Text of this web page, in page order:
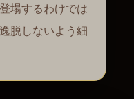
場するわけでは
脱しないよう細